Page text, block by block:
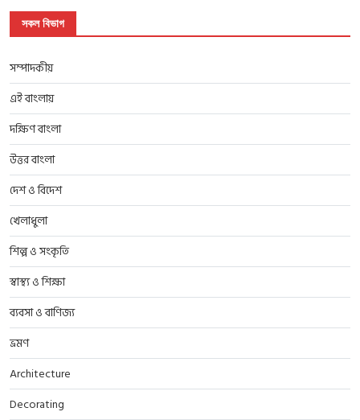
সকল বিভাগ
সম্পাদকীয়
এই বাংলায়
দক্ষিণ বাংলা
উত্তর বাংলা
দেশ ও বিদেশ
খেলাধুলা
শিল্প ও সংকৃতি
স্বাস্থ্য ও শিক্ষা
ব্যবসা ও বাণিজ্য
ভ্রমণ
Architecture
Decorating